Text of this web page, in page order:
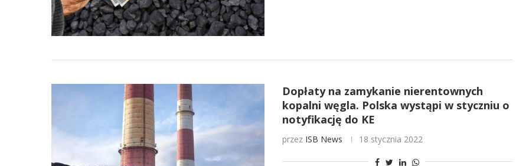
Dopłaty na zamykanie nierentownych
kopalni węgla. Polska wystąpi w styczniu o
notyfikację do KE
przez ISB News 18 stycznia 2022